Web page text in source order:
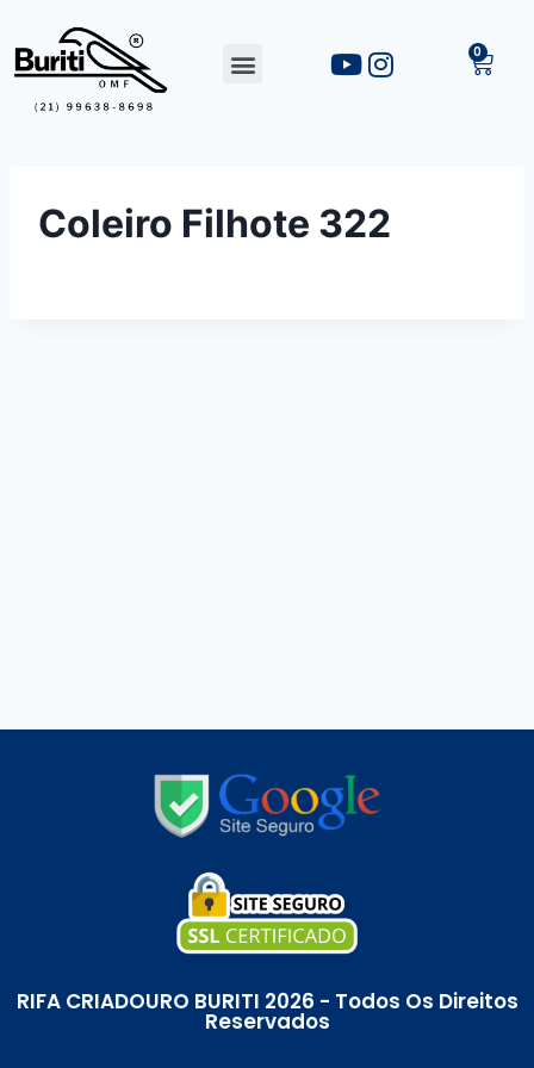
Coleiro Filhote 322
RIFA CRIADOURO BURITI 2026 - Todos Os Direitos
Reservados